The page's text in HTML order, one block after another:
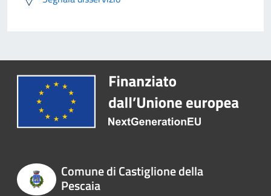
Comune di Castiglione della
Pescaia